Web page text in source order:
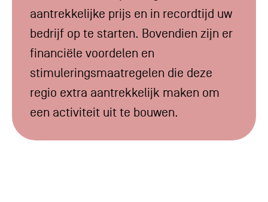
aantrekkelijke prijs en in recordtijd uw
bedrijf op te starten. Bovendien zijn er
financiële voordelen en
stimuleringsmaatregelen die deze
regio extra aantrekkelijk maken om
een activiteit uit te bouwen.